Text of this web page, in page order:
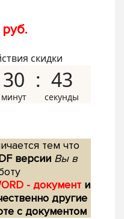
скидки
30 42
тем что
версии Вы в
- документ и
другие
с документом